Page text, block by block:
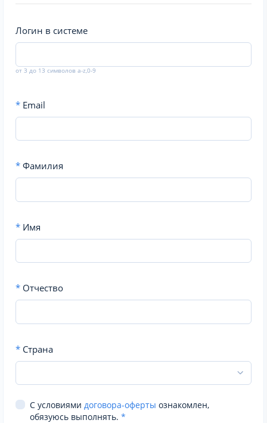
Логин в системе
от 3 до 13 символов a-z,0-9
* Email
* Фамилия
* Имя
* Отчество
* Страна
С условиями договора-оферты ознакомлен,
обязуюсь выполнять. *